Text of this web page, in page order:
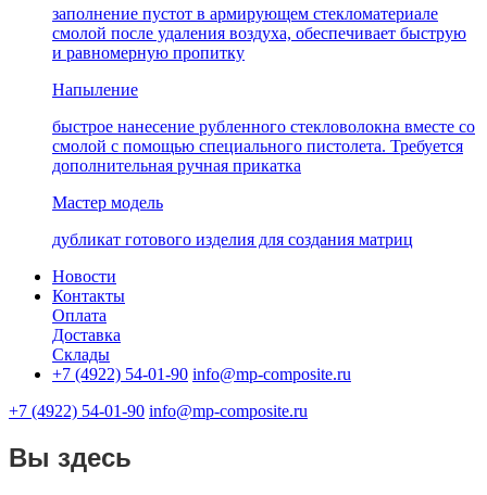
заполнение пустот в армирующем стекломатериале
смолой после удаления воздуха, обеспечивает быструю
и равномерную пропитку
Напыление
быстрое нанесение рубленного стекловолокна вместе со
смолой с помощью специального пистолета. Требуется
дополнительная ручная прикатка
Мастер модель
дубликат готового изделия для создания матриц
Новости
Контакты
Оплата
Доставка
Склады
+7 (4922) 54-01-90 info@mp-composite.ru
+7 (4922) 54-01-90 info@mp-composite.ru
Вы здесь